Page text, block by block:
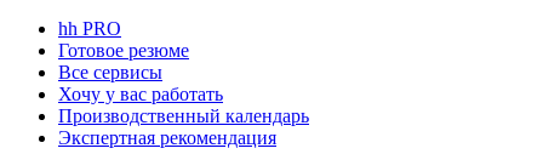
hh PRO
Готовое резюме
Все сервисы
Хочу у вас работать
Производственный календарь
Экспертная рекомендация